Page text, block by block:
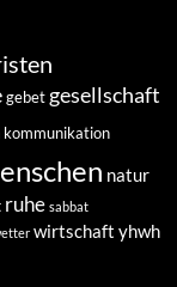
gebet gesellschaft
kommunikation
natur
ruhe sabbat
wirtschaft yhwh